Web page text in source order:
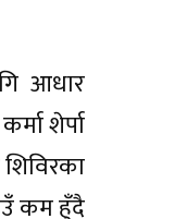
आधार
शेर्पा
कम हुँदै